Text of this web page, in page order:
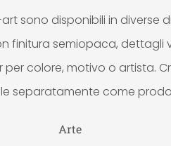
sono disponibili in diverse
semiopaca, dettagli
per colore, motivo o artista.
separatamente come
Arte